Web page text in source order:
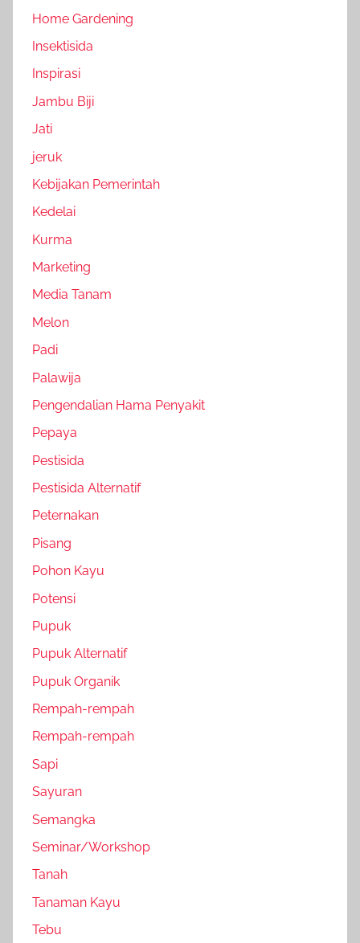
Home Gardening
Insektisida
Inspirasi
Jambu Biji
Jati
jeruk
Kebijakan Pemerintah
Kedelai
Kurma
Marketing
Media Tanam
Melon
Padi
Palawija
Pengendalian Hama Penyakit
Pepaya
Pestisida
Pestisida Alternatif
Peternakan
Pisang
Pohon Kayu
Potensi
Pupuk
Pupuk Alternatif
Pupuk Organik
Rempah-rempah
Rempah-rempah
Sapi
Sayuran
Semangka
Seminar/Workshop
Tanah
Tanaman Kayu
Tebu